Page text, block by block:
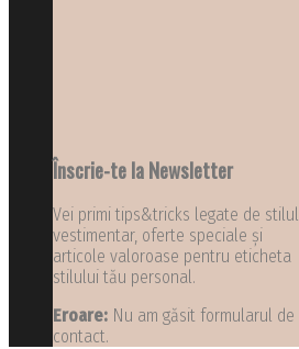
Înscrie-te la Newsletter
Vei primi tips&tricks legate de stilul
vestimentar, oferte speciale și
articole valoroase pentru eticheta
stilului tău personal.
Eroare: Nu am găsit formularul de
contact.